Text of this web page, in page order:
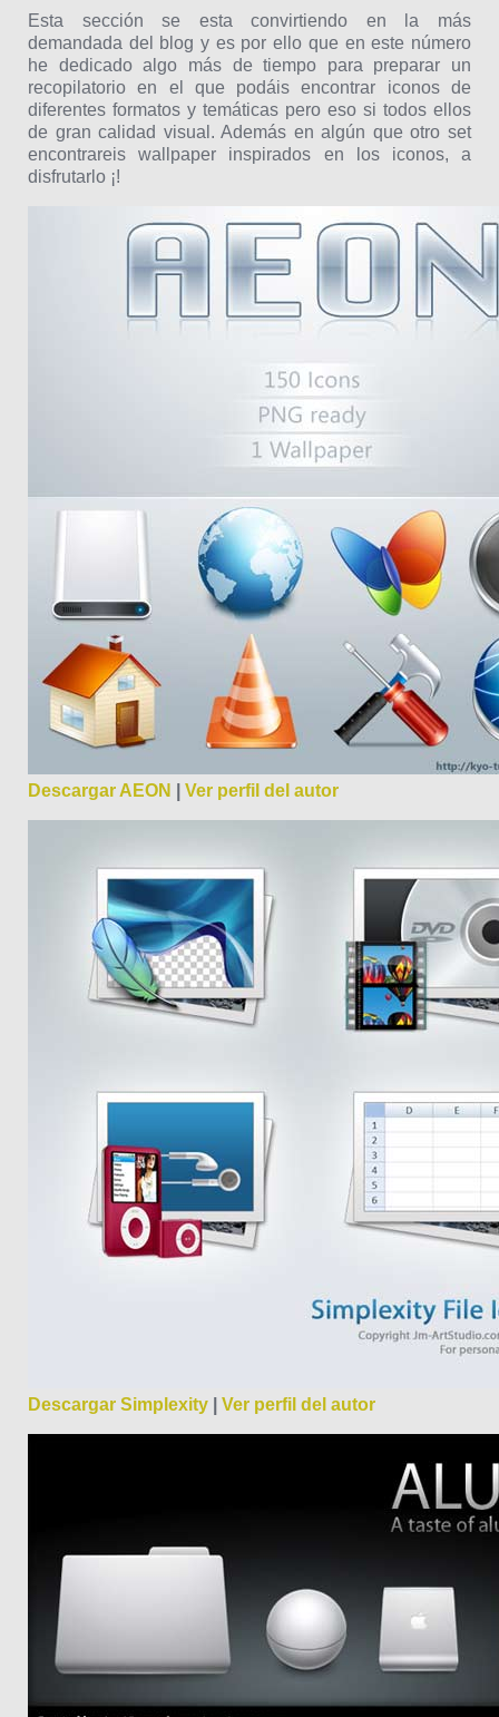
Esta sección se esta convirtiendo en la más
demandada del blog y es por ello que en este número
he dedicado algo más de tiempo para preparar un
recopilatorio en el que podáis encontrar iconos de
diferentes formatos y temáticas pero eso si todos ellos
de gran calidad visual. Además en algún que otro set
encontrareis wallpaper inspirados en los iconos, a
disfrutarlo ¡!
Descargar AEON Ver perfil del autor
Descargar Simplexity Ver perfil del autor